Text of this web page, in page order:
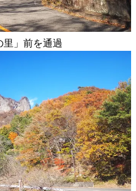
里」前を通過